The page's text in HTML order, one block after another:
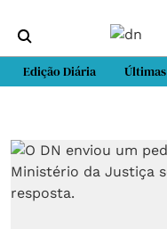
Edição Diária Últimas